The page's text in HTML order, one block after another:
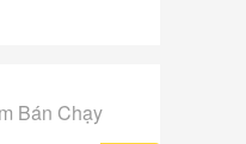
Bán Chạy